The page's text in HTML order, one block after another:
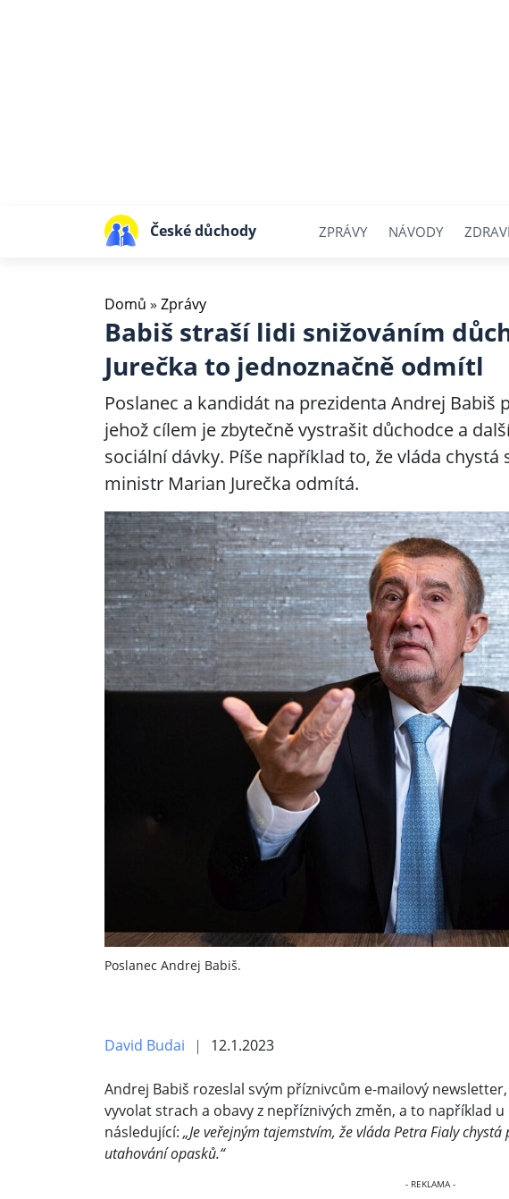
České důchody ZPRÁVY NÁVODY
Domů » Zprávy
Babiš straší lidi snižováním
Jurečka to jednoznačně odmítl
Poslanec a kandidát na prezidenta Andrej Babiš
jehož cílem je zbytečně vystrašit důchodce a
sociální dávky. Píše například to, že vláda chystá
ministr Marian Jurečka odmítá.
Poslanec Andrej Babiš.
David Budai 12.1.2023
Andrej Babiš rozeslal svým příznivcům e-mailový
vyvolat strach a obavy z nepříznivých změn, a to například
následující: „Je veřejným tajemstvím, že vláda Petra Fialy
utahování opasků.“